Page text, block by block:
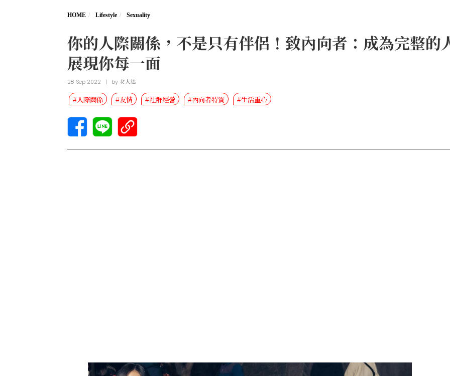
HOME Lifestyle Sexuality
你的人際關係，不是只有伴侶！致內向者：成為完整的
展現你每一面
28 Sep 2022 | by女人迷
#人際關係 #友情 #社群經營 #內向者特質 #生活重心